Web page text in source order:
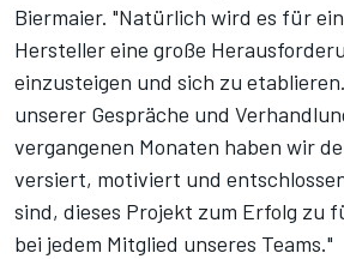
Biermaier. "Natürlich wird es für
Hersteller eine große
einzusteigen und sich zu
unserer Gespräche und
vergangenen Monaten haben wir
versiert, motiviert und
sind, dieses Projekt zum Erfolg zu
bei jedem Mitglied unseres Teams."